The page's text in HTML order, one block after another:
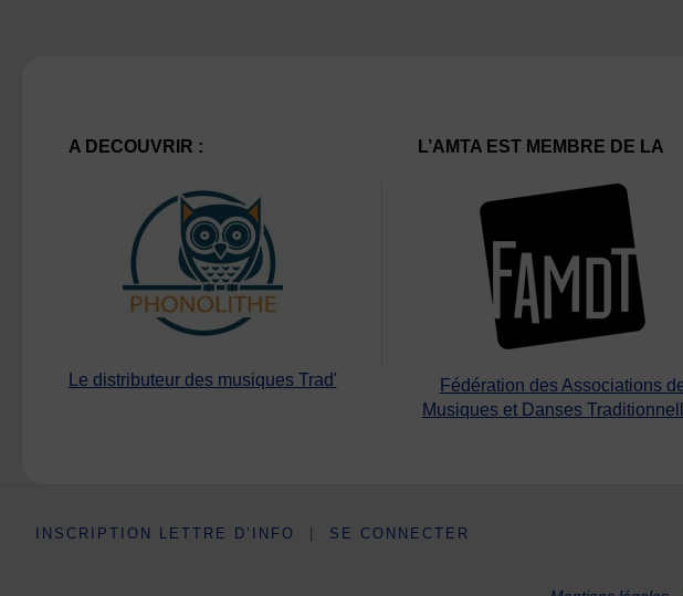
A DECOUVRIR :
Le distributeur des musiques Trad'
L’AMTA EST MEMBRE DE LA
Fédération des Associations
Musiques et Danses
INSCRIPTION LETTRE D’INFO | SE CONNECTER